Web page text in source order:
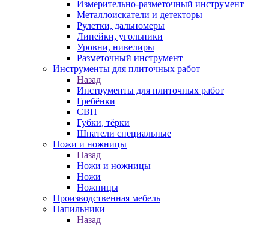
Измерительно-разметочный инструмент
Металлоискатели и детекторы
Рулетки, дальномеры
Линейки, угольники
Уровни, нивелиры
Разметочный инструмент
Инструменты для плиточных работ
Назад
Инструменты для плиточных работ
Гребёнки
СВП
Губки, тёрки
Шпатели специальные
Ножи и ножницы
Назад
Ножи и ножницы
Ножи
Ножницы
Производственная мебель
Напильники
Назад